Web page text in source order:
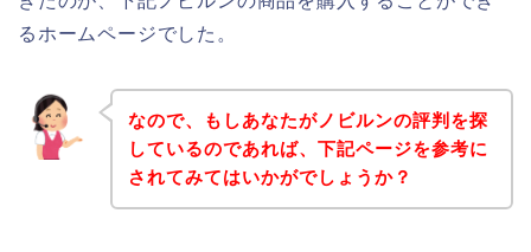
るホームページでした。
なので、もしあなたがノビルンの評判を探
しているのであれば、下記ページを参考に
されてみてはいかがでしょうか？